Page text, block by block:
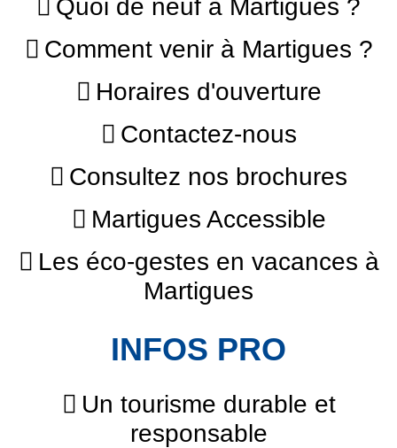
Quoi de neuf à Martigues ?
Comment venir à Martigues ?
Horaires d'ouverture
Contactez-nous
Consultez nos brochures
Martigues Accessible
Les éco-gestes en vacances à
Martigues
INFOS PRO
Un tourisme durable et
responsable